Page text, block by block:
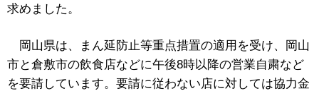
求めました。
岡山県は、まん延防止等重点措置の適用を受け、岡山
市と倉敷市の飲食店などに午後8時以降の営業自粛など
を要請しています。要請に従わない店に対しては協力金